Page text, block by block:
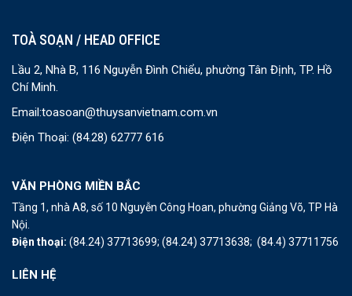
TOÀ SOẠN / HEAD OFFICE
Lầu 2, Nhà B, 116 Nguyễn Đình Chiểu, phường Tân Định, TP. Hồ
Chí Minh.
Email:toasoan@thuysanvietnam.com.vn
Điện Thoại: (84.28) 62777 616
VĂN PHÒNG MIỀN BẮC
Tầng 1, nhà A8, số 10 Nguyễn Công Hoan, phường Giảng Võ, TP Hà
Nội.
Điện thoại: (84.24) 37713699; (84.24) 37713638; (84.4) 37711756
LIÊN HỆ